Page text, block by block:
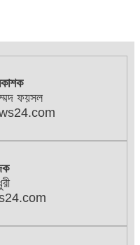
ফয়সল